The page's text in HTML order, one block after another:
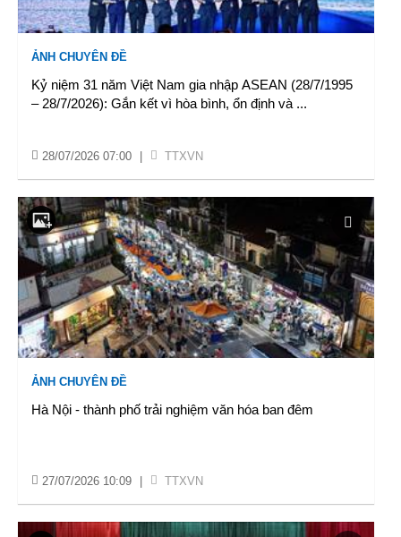
ẢNH CHUYÊN ĐỀ
Kỷ niệm 31 năm Việt Nam gia nhập ASEAN (28/7/1995
– 28/7/2026): Gắn kết vì hòa bình, ổn định và ...
28/07/2026 07:00 TTXVN
ẢNH CHUYÊN ĐỀ
Hà Nội - thành phố trải nghiệm văn hóa ban đêm
27/07/2026 10:09 TTXVN